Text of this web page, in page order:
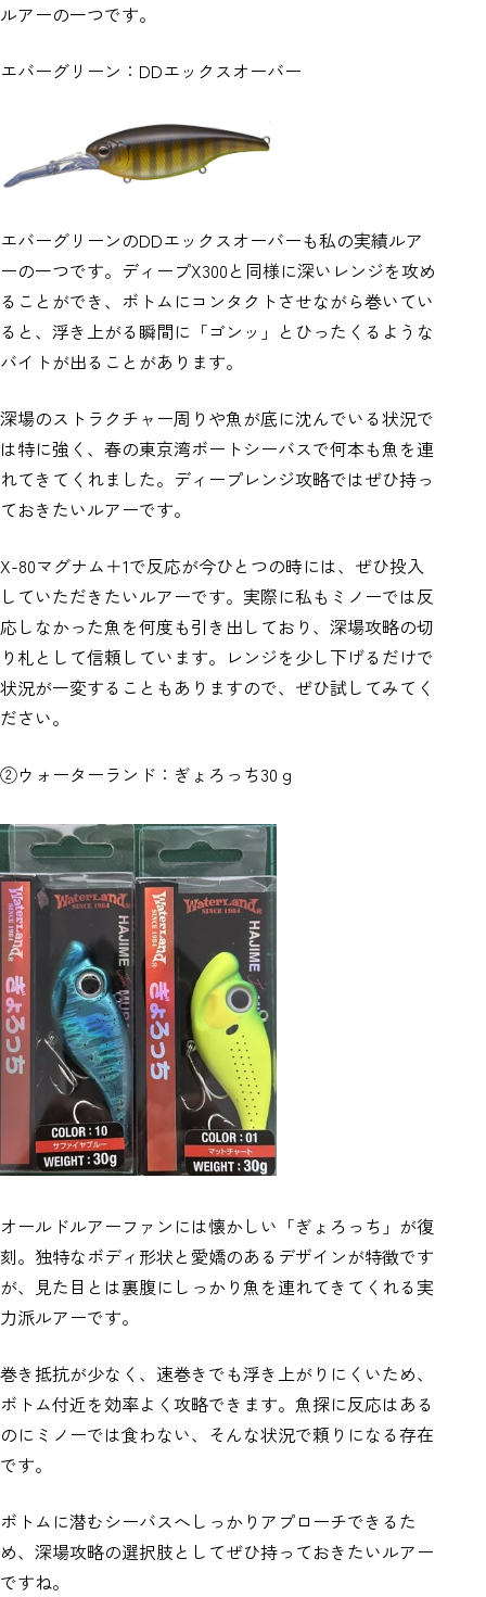
ルアーの一つです。
エバーグリーン：DDエックスオーバー
エバーグリーンのDDエックスオーバーも私の実績ルア
ーの一つです。ディープX300と同様に深いレンジを攻め
ることができ、ボトムにコンタクトさせながら巻いてい
ると、浮き上がる瞬間に「ゴンッ」とひったくるような
バイトが出ることがあります。
深場のストラクチャー周りや魚が底に沈んでいる状況で
は特に強く、春の東京湾ボートシーバスで何本も魚を連
れてきてくれました。ディープレンジ攻略ではぜひ持っ
ておきたいルアーです。
X-80マグナム＋1で反応が今ひとつの時には、ぜひ投入
していただきたいルアーです。実際に私もミノーでは反
応しなかった魚を何度も引き出しており、深場攻略の切
り札として信頼しています。レンジを少し下げるだけで
状況が一変することもありますので、ぜひ試してみてく
ださい。
②ウォーターランド：ぎょろっち30ｇ
オールドルアーファンには懐かしい「ぎょろっち」が復
刻。独特なボディ形状と愛嬌のあるデザインが特徴です
が、見た目とは裏腹にしっかり魚を連れてきてくれる実
力派ルアーです。
巻き抵抗が少なく、速巻きでも浮き上がりにくいため、
ボトム付近を効率よく攻略できます。魚探に反応はある
のにミノーでは食わない、そんな状況で頼りになる存在
です。
ボトムに潜むシーバスへしっかりアプローチできるた
め、深場攻略の選択肢としてぜひ持っておきたいルアー
ですね。